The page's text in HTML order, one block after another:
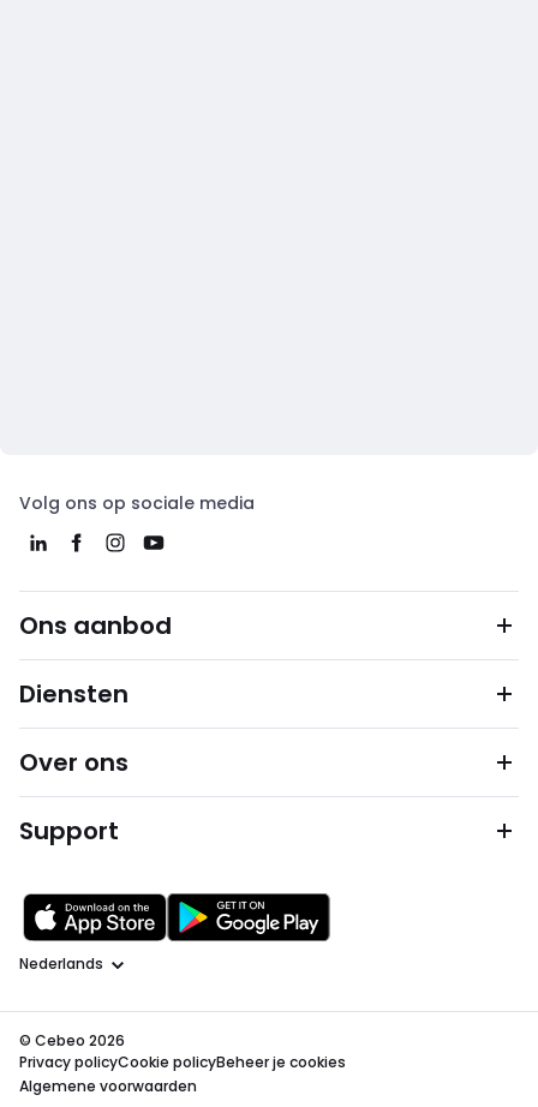
Volg ons op sociale media
Ons aanbod
Diensten
Over ons
Support
Taal
© Cebeo 2026
Privacy policyCookie policyBeheer je cookies
Algemene voorwaarden